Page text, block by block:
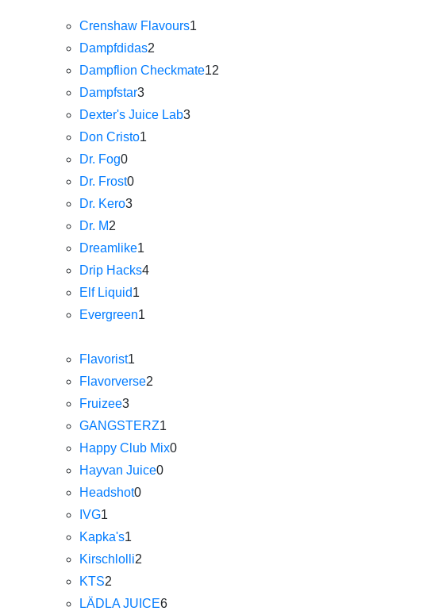
Crenshaw Flavours1
Dampfdidas2
Dampflion Checkmate12
Dampfstar3
Dexter's Juice Lab3
Don Cristo1
Dr. Fog0
Dr. Frost0
Dr. Kero3
Dr. M2
Dreamlike1
Drip Hacks4
Elf Liquid1
Evergreen1
Flavorist1
Flavorverse2
Fruizee3
GANGSTERZ1
Happy Club Mix0
Hayvan Juice0
Headshot0
IVG1
Kapka's1
Kirschlolli2
KTS2
LÄDLA JUICE6